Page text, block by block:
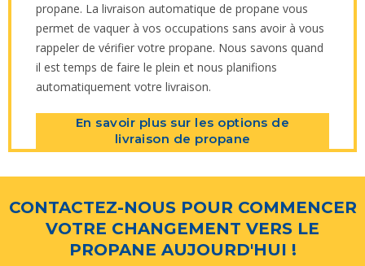
propane. La livraison automatique de propane vous
permet de vaquer à vos occupations sans avoir à vous
rappeler de vérifier votre propane. Nous savons quand
il est temps de faire le plein et nous planifions
automatiquement votre livraison.
En savoir plus sur les options de
livraison de propane
CONTACTEZ-NOUS POUR COMMENCER
VOTRE CHANGEMENT VERS LE
PROPANE AUJOURD'HUI !